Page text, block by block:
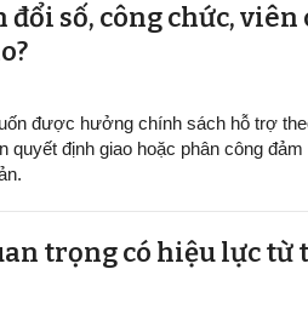
đổi số, công chức,
được hưởng chính sách hỗ trợ
quyết định giao hoặc phân công
trọng có hiệu lực từ